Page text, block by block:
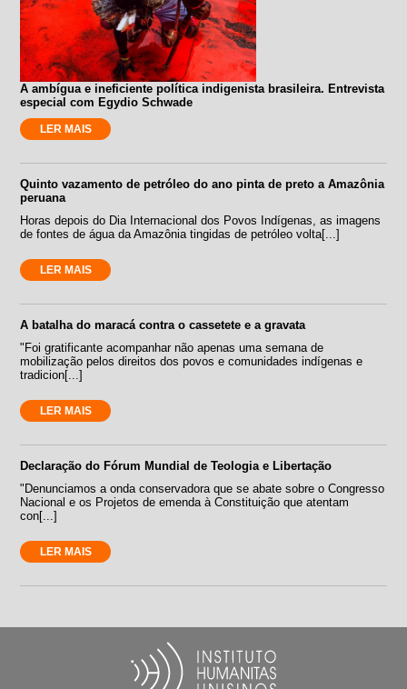
A ambígua e ineficiente política indigenista brasileira. Entrevista
especial com Egydio Schwade
LER MAIS
Quinto vazamento de petróleo do ano pinta de preto a Amazônia
peruana
Horas depois do Dia Internacional dos Povos Indígenas, as imagens
de fontes de água da Amazônia tingidas de petróleo volta[...]
LER MAIS
A batalha do maracá contra o cassetete e a gravata
"Foi gratificante acompanhar não apenas uma semana de
mobilização pelos direitos dos povos e comunidades indígenas e
tradicion[...]
LER MAIS
Declaração do Fórum Mundial de Teologia e Libertação
"Denunciamos a onda conservadora que se abate sobre o Congresso
Nacional e os Projetos de emenda à Constituição que atentam
con[...]
LER MAIS